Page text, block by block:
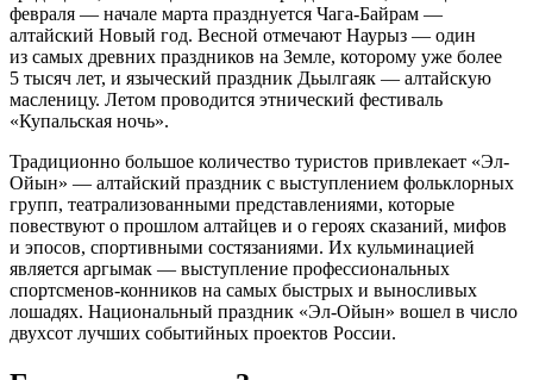
февраля — начале марта празднуется Чага-Байрам —
алтайский Новый год. Весной отмечают Наурыз — один
из самых древних праздников на Земле, которому уже более
5 тысяч лет, и языческий праздник Дьылгаяк — алтайскую
масленицу. Летом проводится этнический фестиваль
«Купальская ночь».
Традиционно большое количество туристов привлекает «Эл-
Ойын» — алтайский праздник с выступлением фольклорных
групп, театрализованными представлениями, которые
повествуют о прошлом алтайцев и о героях сказаний, мифов
и эпосов, спортивными состязаниями. Их кульминацией
является аргымак — выступление профессиональных
спортсменов-конников на самых быстрых и выносливых
лошадях. Национальный праздник «Эл-Ойын» вошел в число
двухсот лучших событийных проектов России.